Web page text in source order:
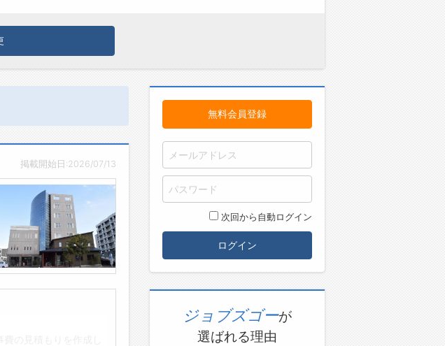
掲載開始日:2026/07/13
無料会員登録
次回から自動ログイン
ログイン
ジョブズゴーが
選ばれる理由